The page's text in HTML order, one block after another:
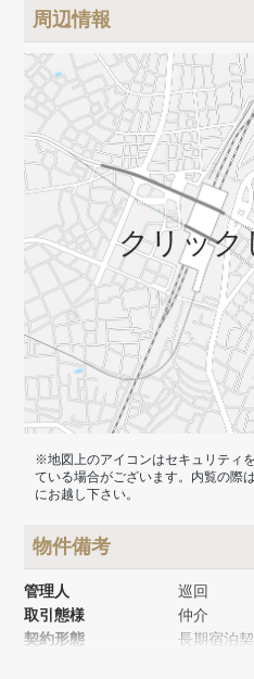
レヴィ（徒歩1分）、ダイソー（
周辺情報
クリック
※地図上のアイコンはセキュリティ
ている場合がございます。内覧の際
にお越し下さい。
物件備考
管理人
巡回
取引態様
仲介
契約形態
長期宿泊